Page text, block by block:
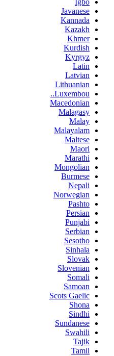
Javanese
Kannada
Kazakh
Khmer
Kurdish
Kyrgyz
Latin
Latvian
Lithuanian
Luxembou..
Macedonian
Malagasy
Malay
Malayalam
Maltese
Maori
Marathi
Mongolian
Burmese
Nepali
Norwegian
Pashto
Persian
Punjabi
Serbian
Sesotho
Sinhala
Slovak
Slovenian
Somali
Samoan
Scots Gaelic
Shona
Sindhi
Sundanese
Swahili
Tajik
Tamil